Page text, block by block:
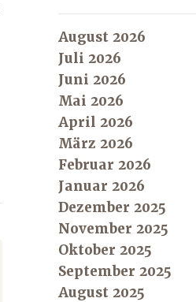
August 2026
Juli 2026
Juni 2026
Mai 2026
April 2026
März 2026
Februar 2026
Januar 2026
Dezember 2025
November 2025
Oktober 2025
September 2025
August 2025